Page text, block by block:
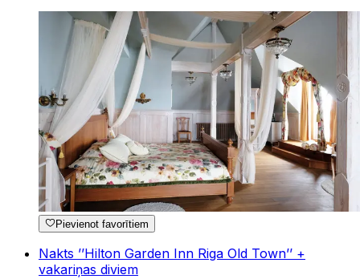
Pievienot favorītiem
Nakts ’’Hilton Garden Inn Riga Old Town’’ +
vakariņas diviem